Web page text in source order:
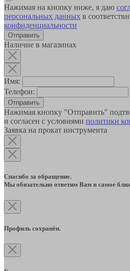
Нажимая на кнопку ниже, я даю
персональных данных в
конфиденциальности
Наличие в магазинах
Имя:
Телефон:
Отправить
Нажимая кнопку "Отправить"
и согласен с условиями политики
Заявка на прокат инструмента
Спасибо за обращение.
Мы обязательно ответим Вам в самое
Профиль сохранён.